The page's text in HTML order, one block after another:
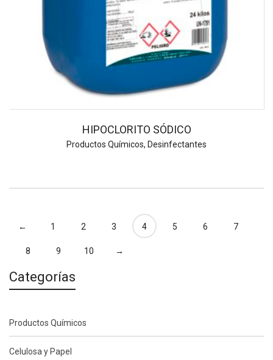
HIPOCLORITO SÓDICO
Productos Químicos, Desinfectantes
← 1 2 3 4 5 6 7
8 9 10 →
Categorías
Productos Químicos
Celulosa y Papel